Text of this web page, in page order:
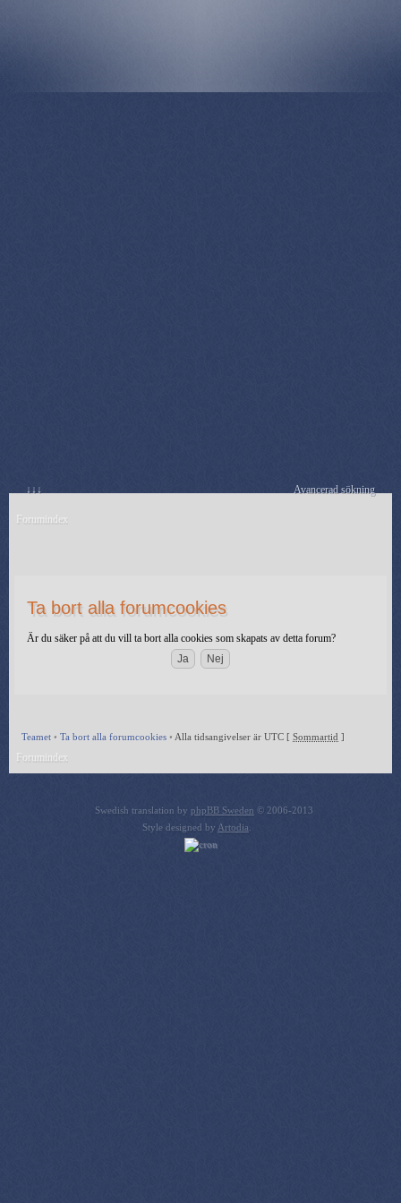
↓↓↓ Avancerad sökning
Forumindex
Ta bort alla forumcookies
Är du säker på att du vill ta bort alla cookies som skapats av detta forum?
Teamet • Ta bort alla forumcookies • Alla tidsangivelser är UTC [ Sommartid ]
Forumindex
Swedish translation by phpBB Sweden © 2006-2013
Style designed by Artodia